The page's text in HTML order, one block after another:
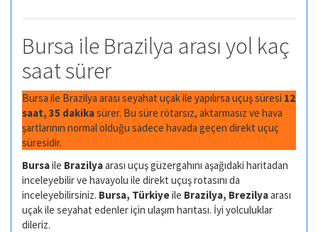
Bursa ile Brazilya arası yol kaç
saat sürer
Bursa ile Brazilya arası seyahat uçak ile yapılırsa uçuş süresi 12
saat, 35 dakikasürer. Bu süre rötarsız, aktarmasız ve hava
şartlarının normal olduğu sadece havada geçen direkt uçuç
süresidir.
Bursaile Brazilyaarası uçuş güzergahını aşağıdaki haritadan
inceleyebilir ve havayolu ile direkt uçuş rotasını da
inceleyebilirsiniz. Bursa, Türkiyeile Brazilya, Brezilyaarası
uçak ile seyahat edenler için ulaşım harıtası. İyi yolculuklar
dileriz.